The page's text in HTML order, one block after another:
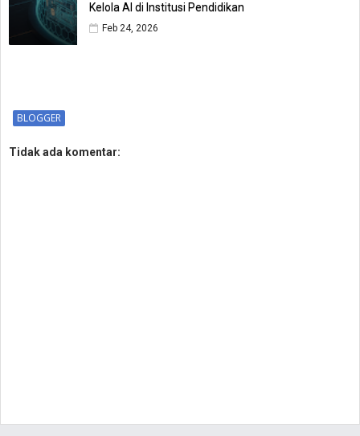
Kelola AI di Institusi Pendidikan
Feb 24, 2026
BLOGGER
Tidak ada komentar: